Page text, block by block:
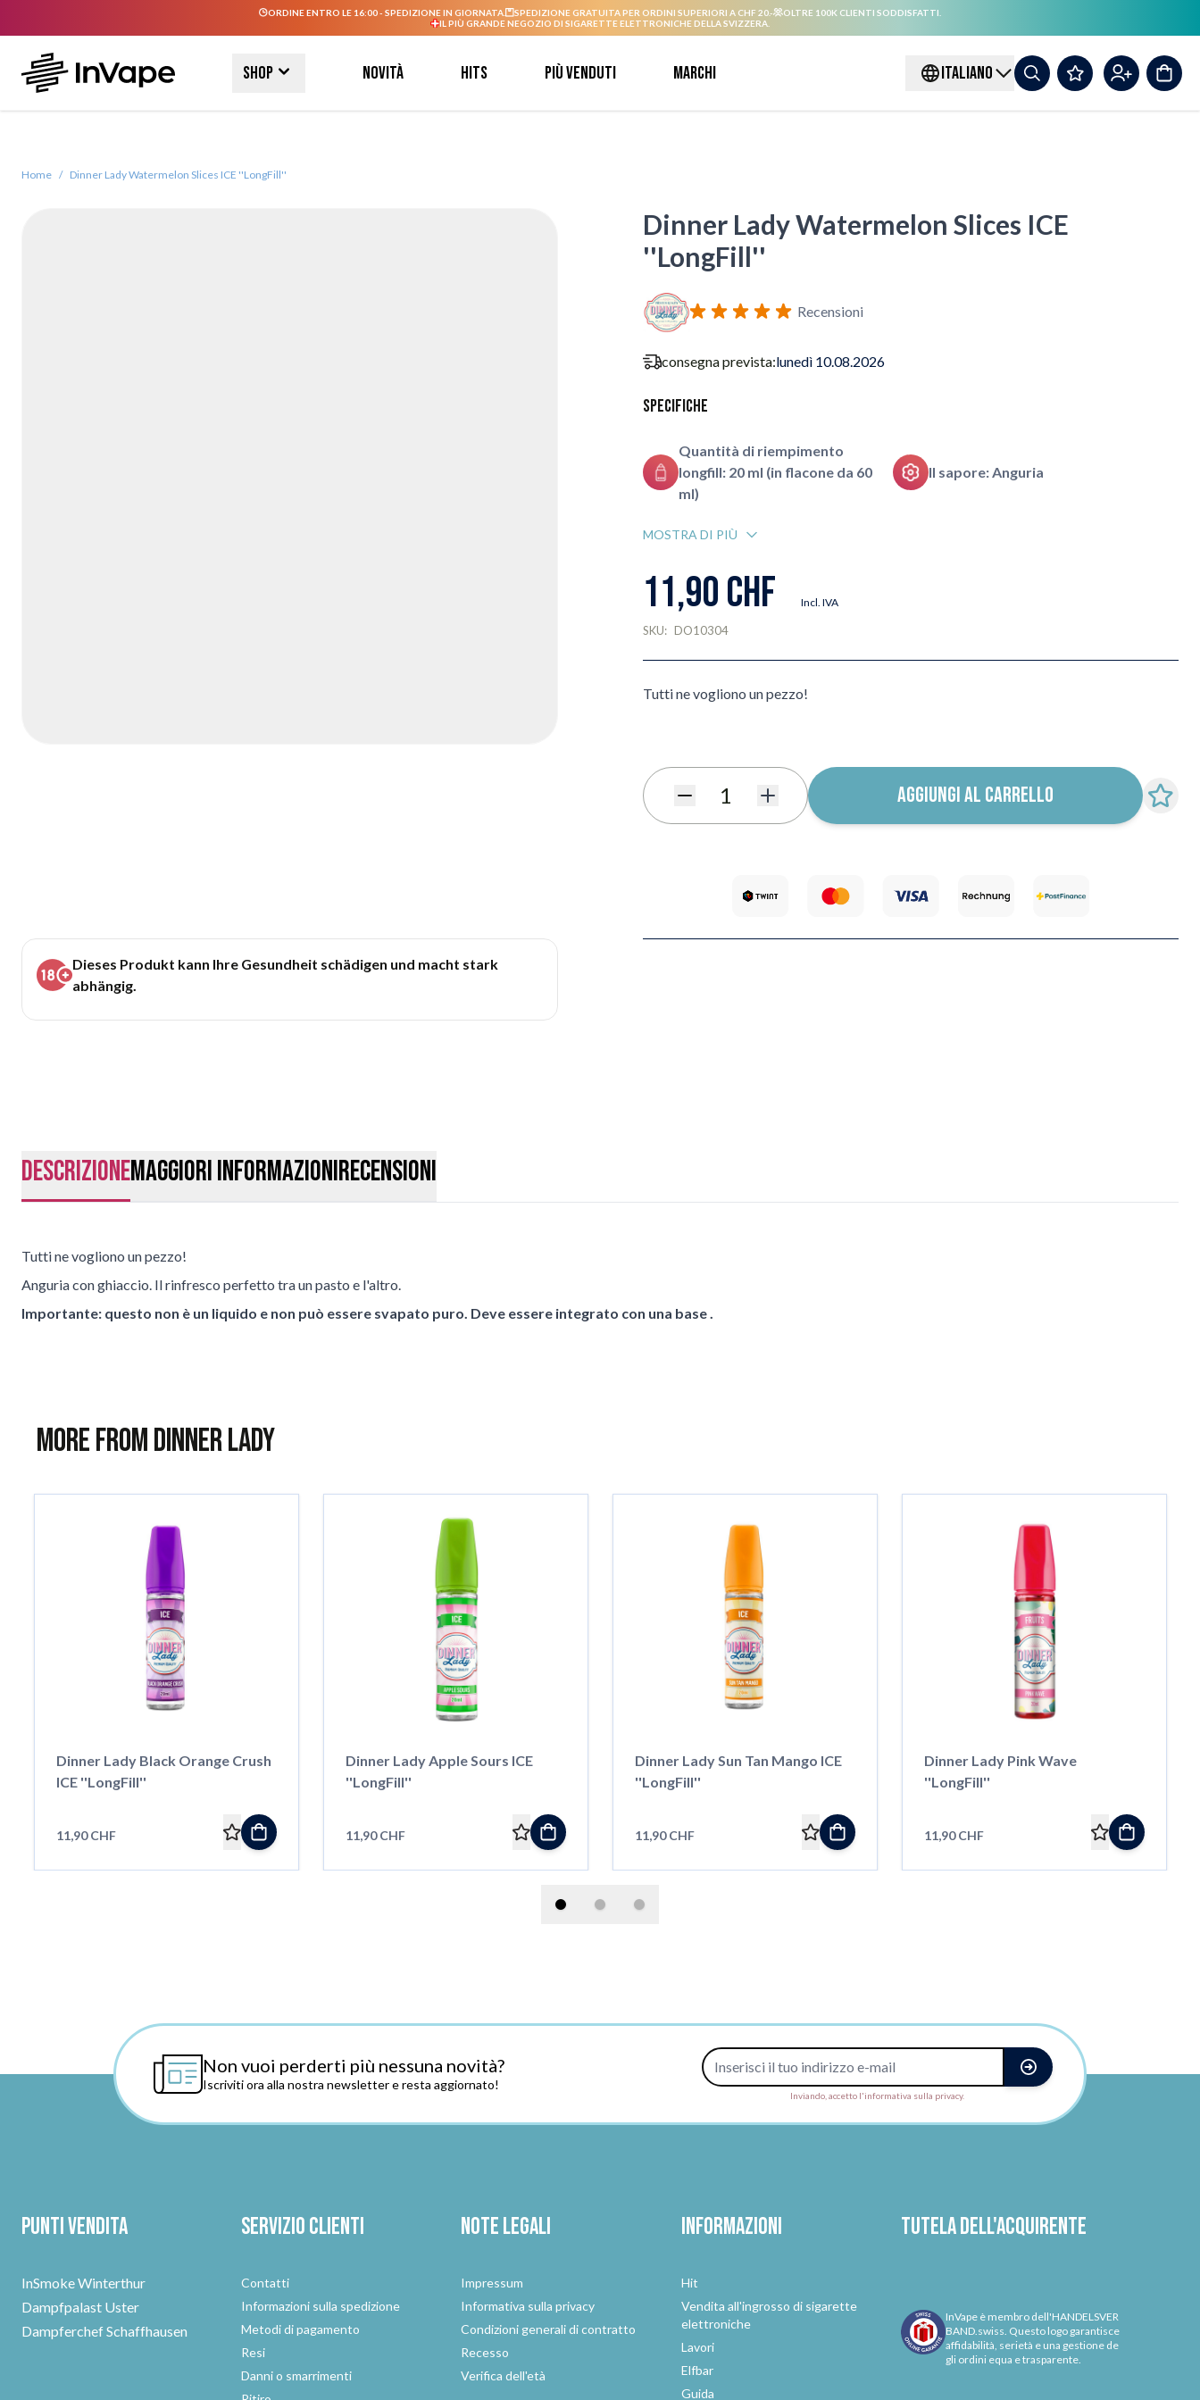
ORDINE ENTRO LE 16:00 - SPEDIZIONE IN GIORNATA. SPEDIZIONE GRATUITA PER ORDINI SUPERIORI A CHF 20.-
OLTRE 100K CLIENTI SODDISFATTI.
IL PIÙ GRANDE NEGOZIO DI SIGARETTE ELETTRONICHE DELLA SVIZZERA.
Shop Novità Hits Più venduti Marchi ITALIANO
Home / Dinner Lady Watermelon Slices ICE ''LongFill''
Dieses Produkt kann Ihre Gesundheit schädigen und macht stark
abhängig.
Dinner Lady Watermelon Slices ICE
''LongFill''
Recensioni
consegna prevista:lunedì 10.08.2026
Specifiche
Quantità di riempimento
longfill: 20 ml (in flacone da 60
ml)
Il sapore: Anguria
MOSTRA DI PIÙ
11,90 CHF Incl. IVA
SKU: DO10304
Tutti ne vogliono un pezzo!
Quantità AGGIUNGI AL CARRELLO
DescrizioneMaggiori InformazioniRecensioni
Tutti ne vogliono un pezzo!
Anguria con ghiaccio. Il rinfresco perfetto tra un pasto e l'altro.
Importante: questo non è un liquido e non può essere svapato puro. Deve essere integrato con una base .
More from Dinner Lady
Dinner Lady Black Orange Crush
ICE ''LongFill''
11,90 CHF
Dinner Lady Apple Sours ICE
''LongFill''
11,90 CHF
Dinner Lady Sun Tan Mango ICE
''LongFill''
11,90 CHF
Dinner Lady Pink Wave
''LongFill''
11,90 CHF
Non vuoi perderti più nessuna novità?
Iscriviti ora alla nostra newsletter e resta aggiornato!
Indirizzo e-mail
Inviando, accetto l'informativa sulla privacy.
Punti vendita
InSmoke Winterthur
Dampfpalast Uster
Dampferchef Schaffhausen
Servizio clienti
Contatti
Informazioni sulla spedizione
Metodi di pagamento
Resi
Danni o smarrimenti
Note legali
Impressum
Informativa sulla privacy
Condizioni generali di contratto
Recesso
Verifica dell'età
Informazioni
Hit
Vendita all'ingrosso di sigarette
elettroniche
Lavori
Elfbar
Guida
Tutela dell'acquirente
InVape è membro dell'HANDELSVER
BAND.swiss. Questo logo garantisce
affidabilità, serietà e una gestione de
gli ordini equa e trasparente.